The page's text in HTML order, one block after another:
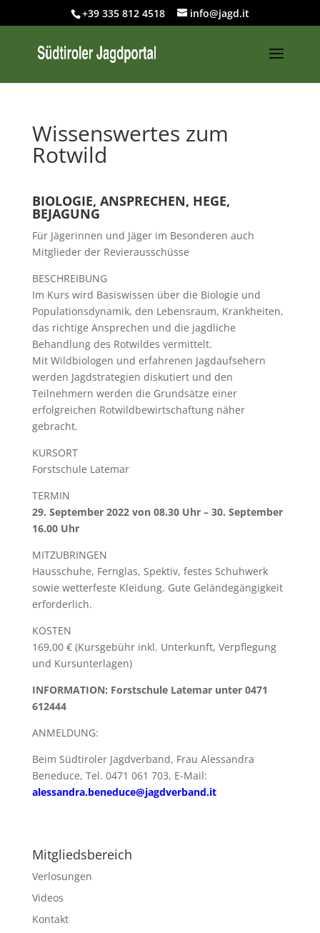
+39 335 812 4518 info@jagd.it
Wissenswertes zum
Rotwild
BIOLOGIE, ANSPRECHEN, HEGE,
BEJAGUNG
Für Jägerinnen und Jäger im Besonderen auch
Mitglieder der Revierausschüsse
BESCHREIBUNG
Im Kurs wird Basiswissen über die Biologie und
Populationsdynamik, den Lebensraum, Krankheiten,
das richtige Ansprechen und die jagdliche
Behandlung des Rotwildes vermittelt.
Mit Wildbiologen und erfahrenen Jagdaufsehern
werden Jagdstrategien diskutiert und den
Teilnehmern werden die Grundsätze einer
erfolgreichen Rotwildbewirtschaftung näher
gebracht.
KURSORT
Forstschule Latemar
TERMIN
29. September 2022 von 08.30 Uhr – 30. September
16.00 Uhr
MITZUBRINGEN
Hausschuhe, Fernglas, Spektiv, festes Schuhwerk
sowie wetterfeste Kleidung. Gute Geländegängigkeit
erforderlich.
KOSTEN
169,00 € (Kursgebühr inkl. Unterkunft, Verpflegung
und Kursunterlagen)
INFORMATION: Forstschule Latemar unter 0471
612444
ANMELDUNG:
Beim Südtiroler Jagdverband, Frau Alessandra
Beneduce, Tel. 0471 061 703, E-Mail:
alessandra.beneduce@jagdverband.it
Mitgliedsbereich
Verlosungen
Videos
Kontakt